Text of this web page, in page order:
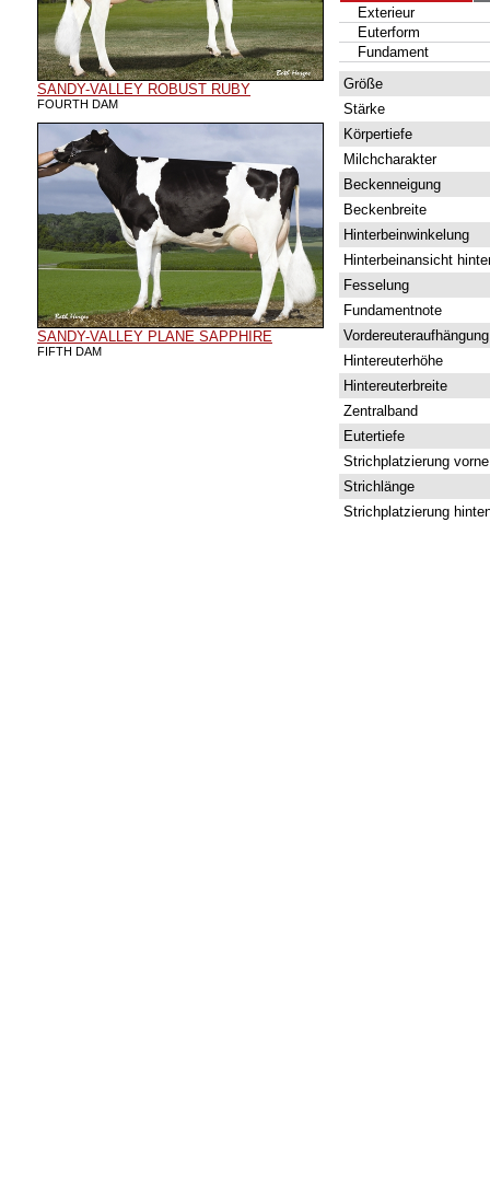
SANDY-VALLEY ROBUST RUBY
FOURTH DAM
SANDY-VALLEY PLANE SAPPHIRE
FIFTH DAM
Exterieur
Euterform
Fundament
Größe
Stärke
Körpertiefe
Milchcharakter
Beckenneigung
Beckenbreite
Hinterbeinwinkelung
Hinterbeinansicht
Fesselung
Fundamentnote
Vordereuteraufhängung
Hintereuterhöhe
Hintereuterbreite
Zentralband
Eutertiefe
Strichplatzierung vorne
Strichlänge
Strichplatzierung